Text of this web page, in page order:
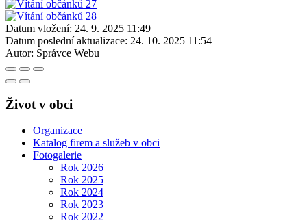
Datum vložení: 24. 9. 2025 11:49
Datum poslední aktualizace: 24. 10. 2025 11:54
Autor: Správce Webu
Život v obci
Organizace
Katalog firem a služeb v obci
Fotogalerie
Rok 2026
Rok 2025
Rok 2024
Rok 2023
Rok 2022